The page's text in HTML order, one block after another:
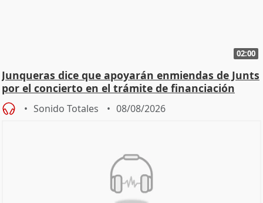
02:00
Junqueras dice que apoyarán enmiendas de Junts
por el concierto en el trámite de financiación
Sonido Totales 08/08/2026